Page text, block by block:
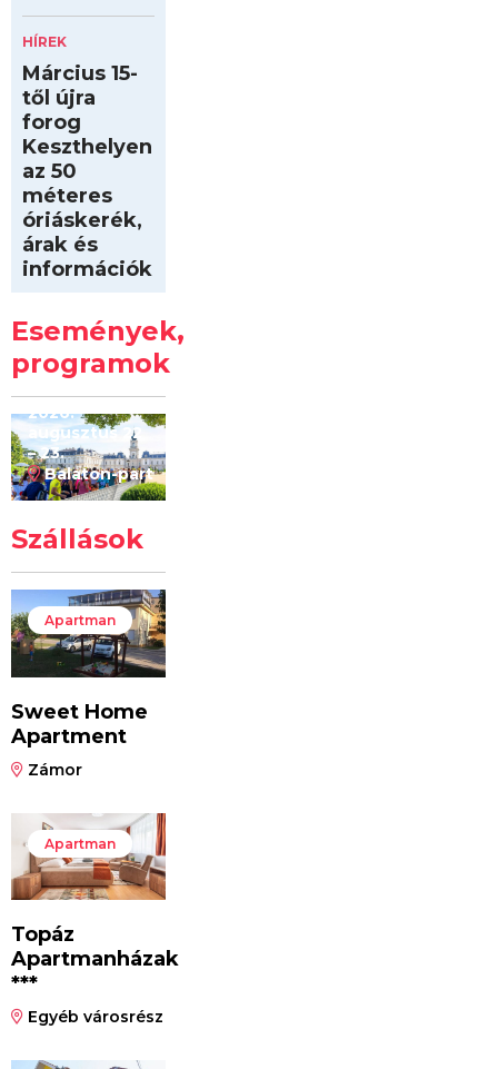
HÍREK
Március 15-
től újra
forog
Keszthelyen
az 50
méteres
óriáskerék,
árak és
információk
Események,
programok
Kilóméterek
2026
2026.
augusztus 22
– 23.
Balaton-part
Szállások
Apartman
Sweet Home
Apartment
Zámor
Apartman
Topáz
Apartmanházak
***
Egyéb városrész